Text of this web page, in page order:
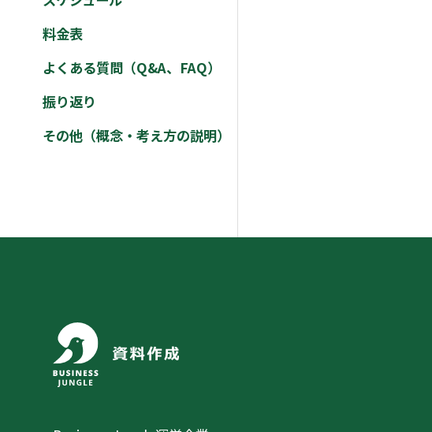
料金表
よくある質問（Q&A、FAQ）
振り返り
その他（概念・考え方の説明）